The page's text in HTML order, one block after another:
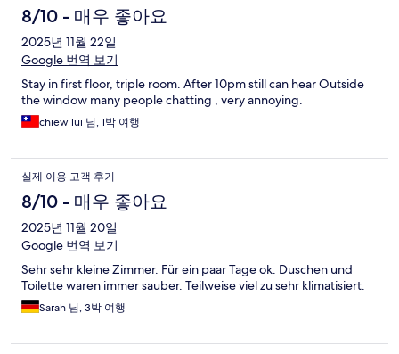
8/10 - 매우 좋아요
2025년 11월 22일
Google 번역 보기
Stay in first floor, triple room. After 10pm still can hear Outside
the window many people chatting , very annoying.
chiew lui 님, 1박 여행
실제 이용 고객 후기
8/10 - 매우 좋아요
2025년 11월 20일
Google 번역 보기
Sehr sehr kleine Zimmer. Für ein paar Tage ok. Duschen und
Toilette waren immer sauber. Teilweise viel zu sehr klimatisiert.
Sarah 님, 3박 여행